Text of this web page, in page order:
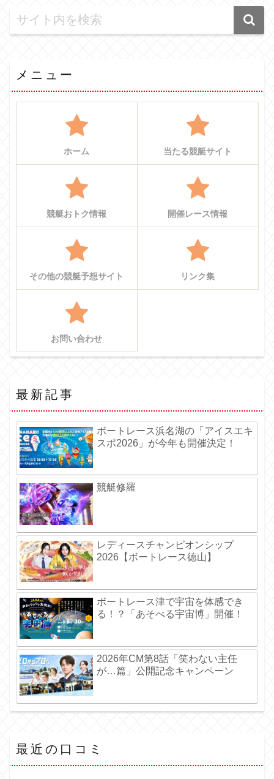
メニュー
ホーム 当たる競艇サイト
競艇おトク情報 開催レース情報
その他の競艇予想サイト リンク集
お問い合わせ
最新記事
ボートレース浜名湖の「アイスエキ
スポ2026」が今年も開催決定！
競艇修羅
レディースチャンピオンシップ
2026【ボートレース徳山】
ボートレース津で宇宙を体感でき
る！？「あそべる宇宙博」開催！
2026年CM第8話「笑わない主任
が…篇」公開記念キャンペーン
最近の口コミ